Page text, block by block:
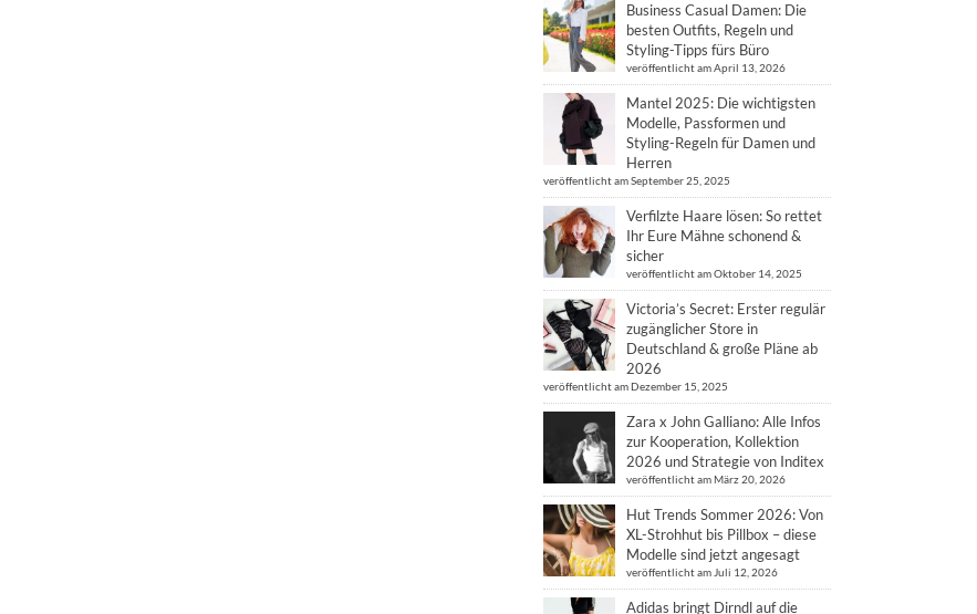
Business Casual Damen: Die
besten Outfits, Regeln und
Styling-Tipps fürs Büro
veröffentlicht am April 13, 2026
Mantel 2025: Die wichtigsten
Modelle, Passformen und
Styling-Regeln für Damen und
Herren
veröffentlicht am September 25, 2025
Verfilzte Haare lösen: So rettet
Ihr Eure Mähne schonend &
sicher
veröffentlicht am Oktober 14, 2025
Victoria’s Secret: Erster regulär
zugänglicher Store in
Deutschland & große Pläne ab
2026
veröffentlicht am Dezember 15, 2025
Zara x John Galliano: Alle Infos
zur Kooperation, Kollektion
2026 und Strategie von Inditex
veröffentlicht am März 20, 2026
Hut Trends Sommer 2026: Von
XL-Strohhut bis Pillbox – diese
Modelle sind jetzt angesagt
veröffentlicht am Juli 12, 2026
Adidas bringt Dirndl auf die